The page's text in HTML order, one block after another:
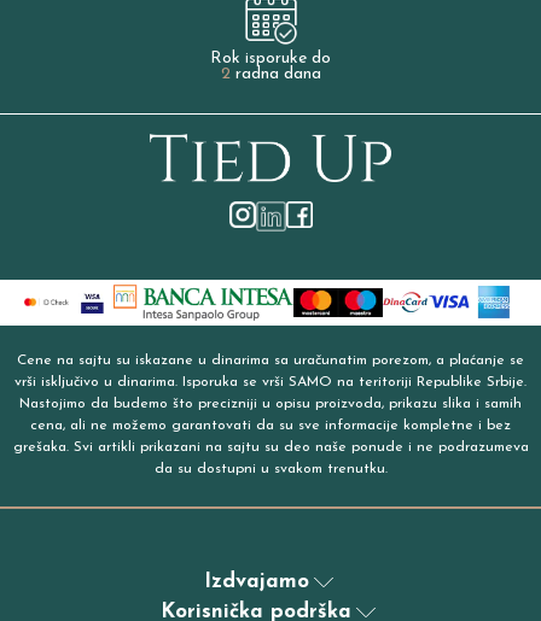
Rok isporuke do
2radna dana
Cene na sajtu su iskazane u dinarima sa uračunatim porezom, a plaćanje se
vrši isključivo u dinarima. Isporuka se vrši SAMO na teritoriji Republike Srbije.
Nastojimo da budemo što precizniji u opisu proizvoda, prikazu slika i samih
cena, ali ne možemo garantovati da su sve informacije kompletne i bez
grešaka. Svi artikli prikazani na sajtu su deo naše ponude i ne podrazumeva
da su dostupni u svakom trenutku.
Izdvajamo
Korisnička podrška